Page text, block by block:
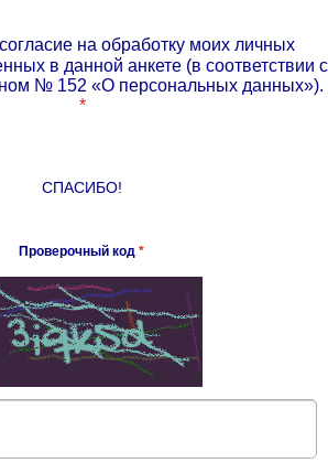
на обработку моих личных
в данной анкете (в соответствии с
№ 152 «О персональных данных»).
*
СПАСИБО!
Проверочный код *